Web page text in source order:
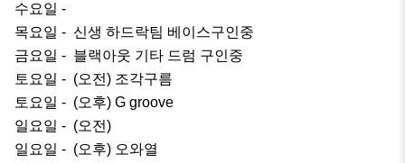
수요일 -
목요일 -  신생 하드락팀 베이스구인중
금요일 -  블랙아웃 기타 드럼 구인중
토요일 -  (오전) 조각구름
토요일 -  (오후) G groove
일요일 -  (오전)
일요일 -  (오후) 오와열